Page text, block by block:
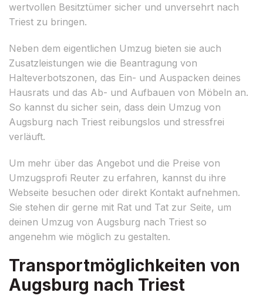
wertvollen Besitztümer sicher und unversehrt nach
Triest zu bringen.
Neben dem eigentlichen Umzug bieten sie auch
Zusatzleistungen wie die Beantragung von
Halteverbotszonen, das Ein- und Auspacken deines
Hausrats und das Ab- und Aufbauen von Möbeln an.
So kannst du sicher sein, dass dein Umzug von
Augsburg nach Triest reibungslos und stressfrei
verläuft.
Um mehr über das Angebot und die Preise von
Umzugsprofi Reuter zu erfahren, kannst du ihre
Webseite besuchen oder direkt Kontakt aufnehmen.
Sie stehen dir gerne mit Rat und Tat zur Seite, um
deinen Umzug von Augsburg nach Triest so
angenehm wie möglich zu gestalten.
Transportmöglichkeiten von
Augsburg nach Triest